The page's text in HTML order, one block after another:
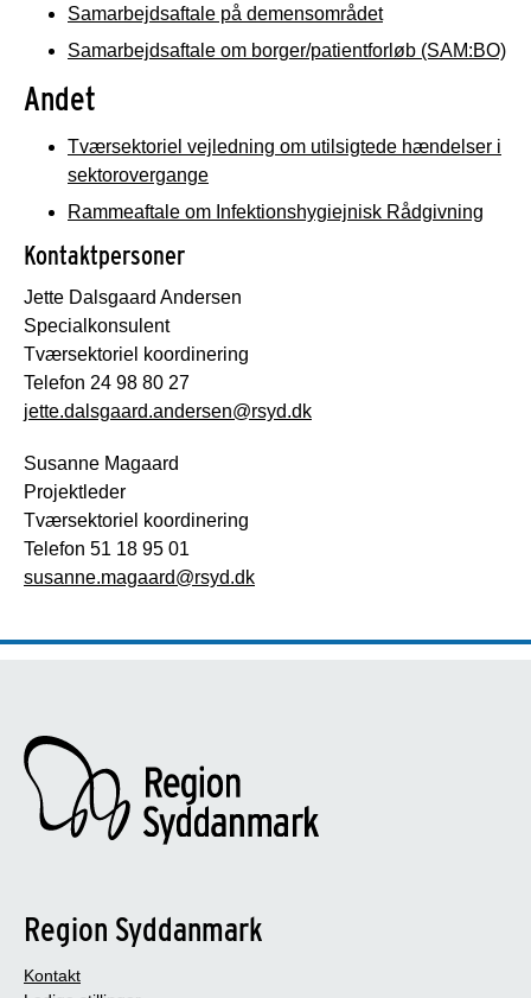
Samarbejdsaftale på demensområdet
Samarbejdsaftale om borger/patientforløb (SAM:BO)
Andet
Tværsektoriel vejledning om utilsigtede hændelser i
sektorovergange
Rammeaftale om Infektionshygiejnisk Rådgivning
Kontaktpersoner
Jette Dalsgaard Andersen
Specialkonsulent
Tværsektoriel koordinering
Telefon 24 98 80 27
jette.dalsgaard.andersen@rsyd.dk
Susanne Magaard
Projektleder
Tværsektoriel koordinering
Telefon 51 18 95 01
susanne.magaard@rsyd.dk
Region Syddanmark
Kontakt